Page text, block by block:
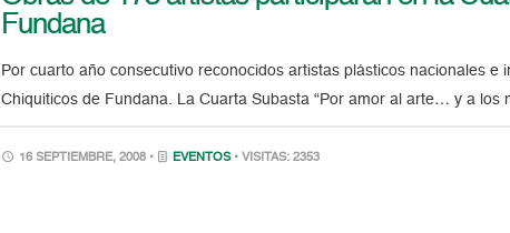
Fundana
Por cuarto año consecutivo reconocidos artistas plásticos nacionales
Chiquiticos de Fundana. La Cuarta Subasta “Por amor al arte… y a los
16 SEPTIEMBRE, 2008 • EVENTOS • VISITAS: 2353